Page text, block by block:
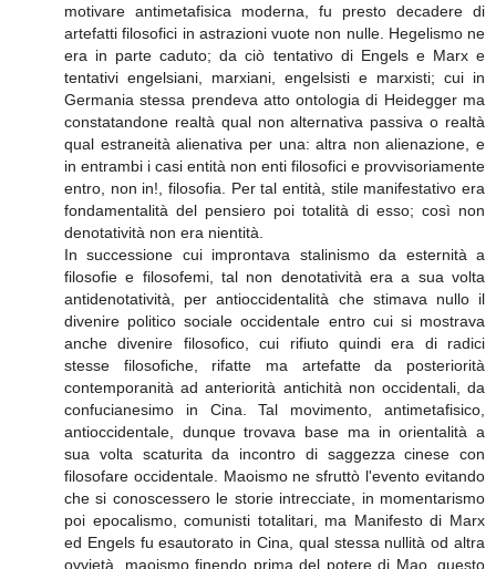
motivare antimetafisica moderna, fu presto decadere di
artefatti filosofici in astrazioni vuote non nulle. Hegelismo ne
era in parte caduto; da ciò tentativo di Engels e Marx e
tentativi engelsiani, marxiani, engelsisti e marxisti; cui in
Germania stessa prendeva atto ontologia di Heidegger ma
constatandone realtà qual non alternativa passiva o realtà
qual estraneità alienativa per una: altra non alienazione, e
in entrambi i casi entità non enti filosofici e provvisoriamente
entro, non in!, filosofia. Per tal entità, stile manifestativo era
fondamentalità del pensiero poi totalità di esso; così non
denotatività non era nientità.
In successione cui improntava stalinismo da esternità a
filosofie e filosofemi, tal non denotatività era a sua volta
antidenotatività, per antioccidentalità che stimava nullo il
divenire politico sociale occidentale entro cui si mostrava
anche divenire filosofico, cui rifiuto quindi era di radici
stesse filosofiche, rifatte ma artefatte da posteriorità
contemporanità ad anteriorità antichità non occidentali, da
confucianesimo in Cina. Tal movimento, antimetafisico,
antioccidentale, dunque trovava base ma in orientalità a
sua volta scaturita da incontro di saggezza cinese con
filosofare occidentale. Maoismo ne sfruttò l'evento evitando
che si conoscessero le storie intrecciate, in momentarismo
poi epocalismo, comunisti totalitari, ma Manifesto di Marx
ed Engels fu esautorato in Cina, qual stessa nullità od altra
ovvietà, maoismo finendo prima del potere di Mao, questo